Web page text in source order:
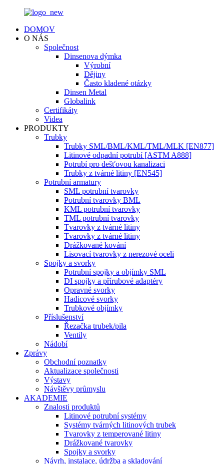
DOMOV
O NÁS
Společnost
Dinsenova dýmka
Výrobní
Dějiny
Často kladené otázky
Dinsen Metal
Globalink
Certifikáty
Videa
PRODUKTY
Trubky
Trubky SML/BML/KML/TML/MLK [EN877]
Litinové odpadní potrubí [ASTM A888]
Potrubí pro dešťovou kanalizaci
Trubky z tvárné litiny [EN545]
Potrubní armatury
SML potrubní tvarovky
Potrubní tvarovky BML
KML potrubní tvarovky
TML potrubní tvarovky
Tvarovky z tvárné litiny
Tvarovky z tvárné litiny
Drážkované kování
Lisovací tvarovky z nerezové oceli
Spojky a svorky
Potrubní spojky a objímky SML
DI spojky a přírubové adaptéry
Opravné svorky
Hadicové svorky
Trubkové objímky
Příslušenství
Řezačka trubek/pila
Ventily
Nádobí
Zprávy
Obchodní poznatky
Aktualizace společnosti
Výstavy
Návštěvy průmyslu
AKADEMIE
Znalosti produktů
Litinové potrubní systémy
Systémy tvárných litinových trubek
Tvarovky z temperované litiny
Drážkované tvarovky
Spojky a svorky
Návrh, instalace, údržba a skladování